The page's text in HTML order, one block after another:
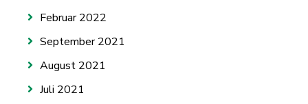
Februar 2022
September 2021
August 2021
Juli 2021